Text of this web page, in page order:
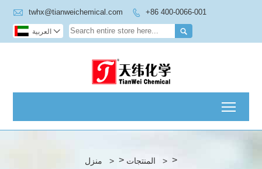
 twhx@tianweichemical.com  +86 400-0066-001
 العربية 
منزل > > المنتجات > >